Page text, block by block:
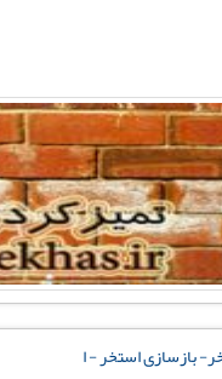
بازسازی استخر - ا